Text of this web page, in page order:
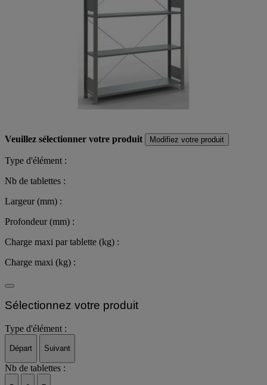
Veuillez sélectionner votre produit Modifiez votre produit
Type d'élément :
Nb de tablettes :
Largeur (mm) :
Profondeur (mm) :
Charge maxi par tablette (kg) :
Charge maxi (kg) :
Sélectionnez votre produit
Type d'élément :
Départ Suivant
Nb de tablettes :